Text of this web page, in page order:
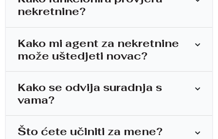
nekretnine?
Kako mi agent za nekretnine
može uštedjeti novac?
Kako se odvija suradnja s
vama?
Što ćete učiniti za mene?